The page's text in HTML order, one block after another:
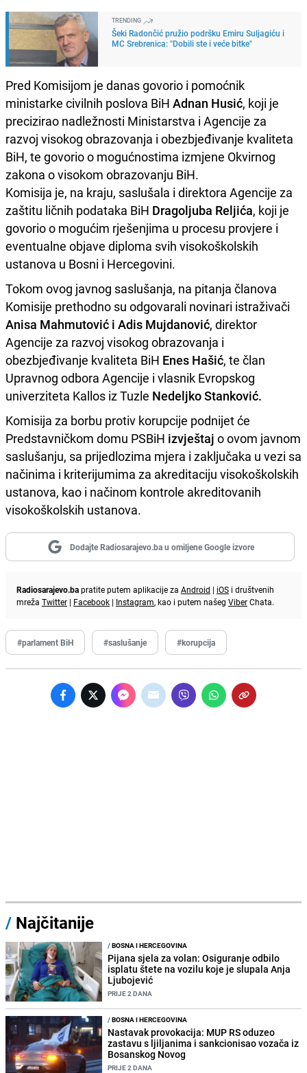
TRENDING
Šeki Radončić pružio podršku Emiru Suljagiću i
MC Srebrenica: "Dobili ste i veće bitke"
Pred Komisijom je danas govorio i pomoćnik
ministarke civilnih poslova BiH Adnan Husić, koji je
precizirao nadležnosti Ministarstva i Agencije za
razvoj visokog obrazovanja i obezbjeđivanje kvaliteta
BiH, te govorio o mogućnostima izmjene Okvirnog
zakona o visokom obrazovanju BiH.
Komisija je, na kraju, saslušala i direktora Agencije za
zaštitu ličnih podataka BiH Dragoljuba Reljića, koji je
govorio o mogućim rješenjima u procesu provjere i
eventualne objave diploma svih visokoškolskih
ustanova u Bosni i Hercegovini.
Tokom ovog javnog saslušanja, na pitanja članova
Komisije prethodno su odgovarali novinari istraživači
Anisa Mahmutović i Adis Mujdanović, direktor
Agencije za razvoj visokog obrazovanja i
obezbjeđivanje kvaliteta BiH Enes Hašić, te član
Upravnog odbora Agencije i vlasnik Evropskog
univerziteta Kallos iz Tuzle Nedeljko Stanković.
Komisija za borbu protiv korupcije podnijet će
Predstavničkom domu PSBiH izvještaj o ovom javnom
saslušanju, sa prijedlozima mjera i zaključaka u vezi sa
načinima i kriterijumima za akreditaciju visokoškolskih
ustanova, kao i načinom kontrole akreditovanih
visokoškolskih ustanova.
Dodajte Radiosarajevo.ba u omiljene Google izvore
Radiosarajevo.bapratite putem aplikacije za Android | iOS i društvenih
mreža Twitter | Facebook | Instagram, kao i putem našeg ViberChata.
#parlament BiH #saslušanje #korupcija
/ Najčitanije
/BOSNA I HERCEGOVINA
Pijana sjela za volan: Osiguranje odbilo
isplatu štete na vozilu koje je slupala Anja
Ljubojević
PRIJE 2 DANA
/BOSNA I HERCEGOVINA
Nastavak provokacija: MUP RS oduzeo
zastavu s ljiljanima i sankcionisao vozača iz
Bosanskog Novog
PRIJE 2 DANA